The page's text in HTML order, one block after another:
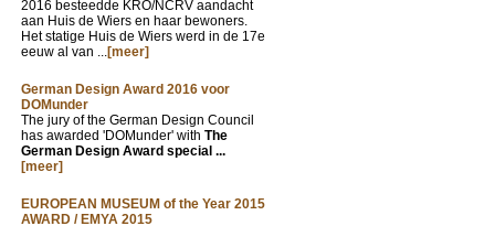
2016 besteedde KRO/NCRV aandacht
aan Huis de Wiers en haar bewoners.
Het statige Huis de Wiers werd in de 17e
eeuw al van ...[meer]
German Design Award 2016 voor
DOMunder
The jury of the German Design Council
has awarded 'DOMunder' with The
German Design Award special ...
[meer]
EUROPEAN MUSEUM of the Year 2015
AWARD / EMYA 2015